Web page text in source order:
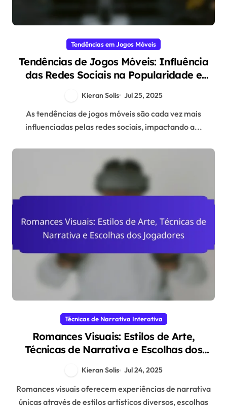
Tendências em Jogos Móveis
Tendências de Jogos Móveis: Influência
das Redes Sociais na Popularidade e
Kieran Solis Jul 25, 2025
As tendências de jogos móveis são cada vez mais
influenciadas pelas redes sociais, impactando a...
Técnicas de Narrativa Interativa
Romances Visuais: Estilos de Arte,
Técnicas de Narrativa e Escolhas dos
Kieran Solis Jul 24, 2025
Romances visuais oferecem experiências de narrativa
únicas através de estilos artísticos diversos, escolhas